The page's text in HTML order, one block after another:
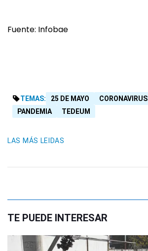
Fuente: Infobae
TEMAS: 25 DE MAYO CORONAVIRUS
PANDEMIA
TEDEUM
LAS MÁS LEIDAS
TE PUEDE INTERESAR